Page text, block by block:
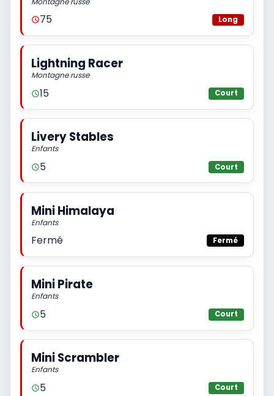
75 Long
Lightning Racer
Montagne russe
15 Court
Livery Stables
Enfants
5 Court
Mini Himalaya
Enfants
Fermé Fermé
Mini Pirate
Enfants
5 Court
Mini Scrambler
Enfants
5 Court